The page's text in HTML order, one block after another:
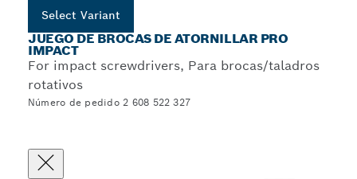
Select Variant
JUEGO DE BROCAS DE ATORNILLAR PRO
IMPACT
For impact screwdrivers, Para brocas/taladros
rotativos
Número de pedido 2 608 522 327